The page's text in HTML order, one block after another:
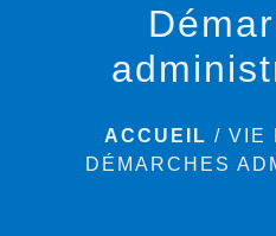
ACCUEIL / VIE
DÉMARCHES